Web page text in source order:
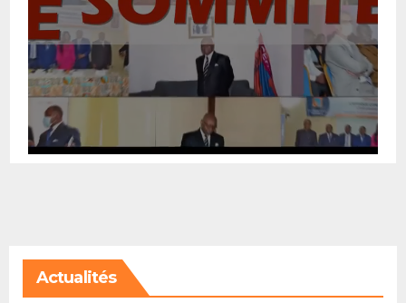
Actualités